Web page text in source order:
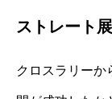
ストレート
クロスラリーか